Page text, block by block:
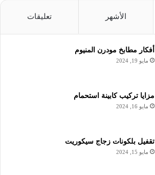
الأشهر تعليقات
أفكار مطابخ مودرن المنيوم
مايو 19, 2024
مزايا تركيب كابينة استحمام
مايو 16, 2024
تقفيل بلكونات زجاج سيكوريت
مايو 15, 2024